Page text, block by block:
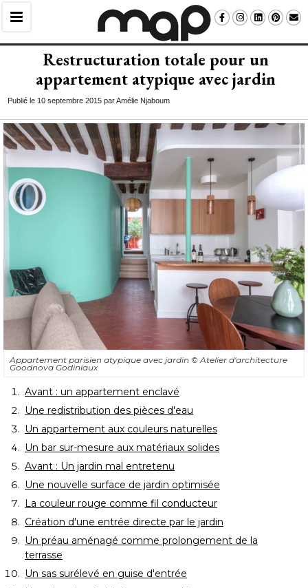
Restructuration totale pour un
appartement atypique avec jardin
Publié le 10 septembre 2015 par Amélie Njaboum
Appartement parisien atypique avec jardin © Atelier d'architecture
Goodnova Godiniaux
Avant : un appartement enclavé
Une redistribution des pièces d'eau
Un appartement aux couleurs naturelles
Un bar sur-mesure aux matériaux solides
Avant : Un jardin mal entretenu
Une nouvelle surface de jardin optimisée
La couleur rouge comme fil conducteur
Création d'une entrée directe par le jardin
Un préau aménagé comme prolongement de la
terrasse
Un sas surélevé en guise d'entrée